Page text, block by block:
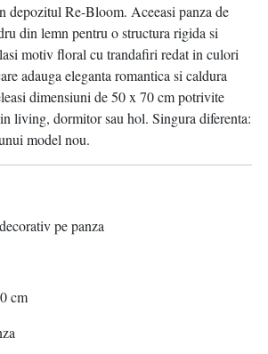
depozitul Re-Bloom. Aceeasi panza de
din lemn pentru o structura rigida si
motiv floral cu trandafiri redat in culori
adauga eleganta romantica si caldura
dimensiuni de 50 x 70 cm potrivite
living, dormitor sau hol. Singura diferenta:
model nou.
pe panza
cm